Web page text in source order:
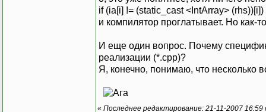
if (ia[i] != (static_cast <IntArray> (rhs))[i])
и компилятор проглатывает. Но как-
И еще один вопрос. Почему
реализации (*.cpp)?
Я, конечно, понимаю, что несколько
« Последнее редактирование: 21-11-2007 16:59